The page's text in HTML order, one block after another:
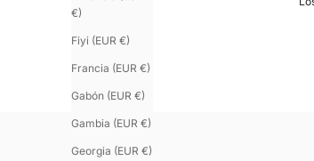
€)
Fiyi (EUR €)
Francia (EUR €)
Gabón (EUR €)
Gambia (EUR €)
Georgia (EUR €)